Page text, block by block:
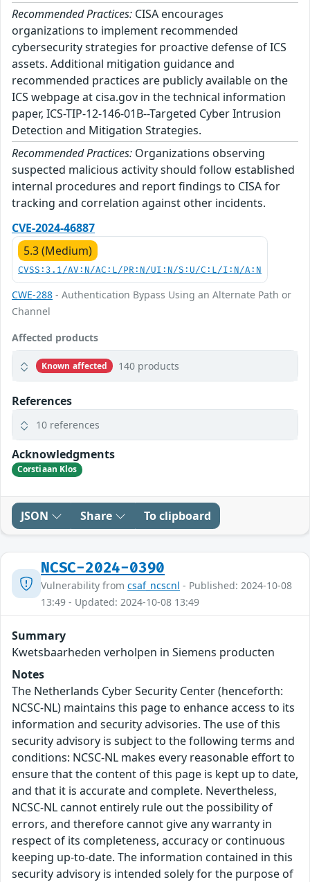
Recommended Practices: CISA encourages
organizations to implement recommended
cybersecurity strategies for proactive defense of ICS
assets. Additional mitigation guidance and
recommended practices are publicly available on the
ICS webpage at cisa.gov in the technical information
paper, ICS-TIP-12-146-01B--Targeted Cyber Intrusion
Detection and Mitigation Strategies.
Recommended Practices: Organizations observing
suspected malicious activity should follow established
internal procedures and report findings to CISA for
tracking and correlation against other incidents.
CVE-2024-46887
5.3 (Medium)
CVSS:3.1/AV:N/AC:L/PR:N/UI:N/S:U/C:L/I:N/A:N
CWE-288 - Authentication Bypass Using an Alternate Path or
Channel
Affected products
Known affected 140 products
References
10 references
Acknowledgments
Corstiaan Klos
JSON Share To clipboard
NCSC-2024-0390
Vulnerability from csaf_ncscnl - Published: 2024-10-08
13:49 - Updated: 2024-10-08 13:49
Summary
Kwetsbaarheden verholpen in Siemens producten
Notes
The Netherlands Cyber Security Center (henceforth:
NCSC-NL) maintains this page to enhance access to its
information and security advisories. The use of this
security advisory is subject to the following terms and
conditions: NCSC-NL makes every reasonable effort to
ensure that the content of this page is kept up to date,
and that it is accurate and complete. Nevertheless,
NCSC-NL cannot entirely rule out the possibility of
errors, and therefore cannot give any warranty in
respect of its completeness, accuracy or continuous
keeping up-to-date. The information contained in this
security advisory is intended solely for the purpose of